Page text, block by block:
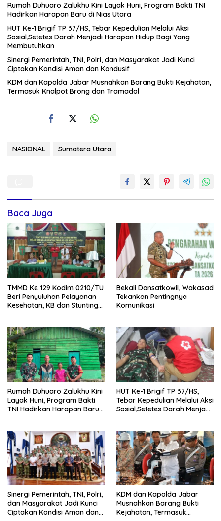
Rumah Duhuaro Zalukhu Kini Layak Huni, Program Bakti TNI
Hadirkan Harapan Baru di Nias Utara
HUT Ke-1 Brigif TP 37/HS, Tebar Kepedulian Melalui Aksi
Sosial,Setetes Darah Menjadi Harapan Hidup Bagi Yang
Membutuhkan
Sinergi Pemerintah, TNI, Polri, dan Masyarakat Jadi Kunci
Ciptakan Kondisi Aman dan Kondusif
KDM dan Kapolda Jabar Musnahkan Barang Bukti Kejahatan,
Termasuk Knalpot Brong dan Tramadol
NASIONAL Sumatera Utara
Baca Juga
TMMD Ke 129 Kodim 0210/TU
Beri Penyuluhan Pelayanan
Kesehatan, KB dan Stunting
Bekali Dansatkowil, Wakasad
Tekankan Pentingnya
Komunikasi
Rumah Duhuaro Zalukhu Kini
Layak Huni, Program Bakti
TNI Hadirkan Harapan Baru
HUT Ke-1 Brigif TP 37/HS,
Tebar Kepedulian Melalui Aksi
Sosial,Setetes Darah Menjadi
Sinergi Pemerintah, TNI, Polri,
dan Masyarakat Jadi Kunci
Ciptakan Kondisi Aman dan
KDM dan Kapolda Jabar
Musnahkan Barang Bukti
Kejahatan, Termasuk